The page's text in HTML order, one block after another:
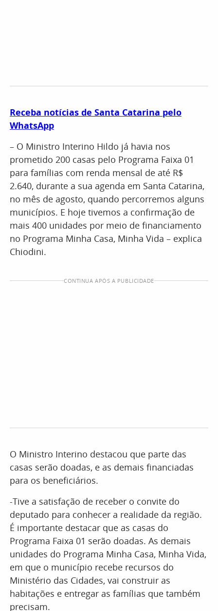
Receba notícias de Santa Catarina pelo
WhatsApp
– O Ministro Interino Hildo já havia nos
prometido 200 casas pelo Programa Faixa 01
para famílias com renda mensal de até R$
2.640, durante a sua agenda em Santa Catarina,
no mês de agosto, quando percorremos alguns
municípios. E hoje tivemos a confirmação de
mais 400 unidades por meio de financiamento
no Programa Minha Casa, Minha Vida – explica
Chiodini.
CONTINUA APÓS A PUBLICIDADE
O Ministro Interino destacou que parte das
casas serão doadas, e as demais financiadas
para os beneficiários.
-Tive a satisfação de receber o convite do
deputado para conhecer a realidade da região.
É importante destacar que as casas do
Programa Faixa 01 serão doadas. As demais
unidades do Programa Minha Casa, Minha Vida,
em que o município recebe recursos do
Ministério das Cidades, vai construir as
habitações e entregar as famílias que também
precisam.